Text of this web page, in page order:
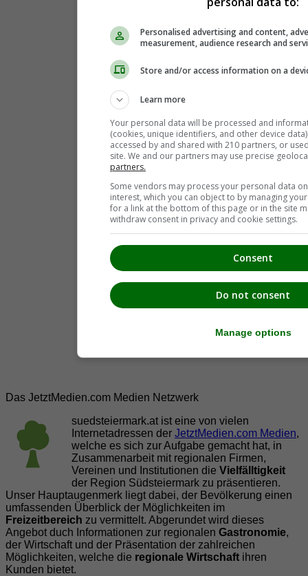
Das JetztMedien.com Medien Netzwerk
suedsteiermark.at ist eine von vielen
Internetadressen der JetztMedien.com Medien,
welche es sich zur Aufgabe gemacht hat, in
Zusammenarbeit mit regionalen Firmen,
Vereinen und Institutionen die Vielfälltigkeit
der Region Südsteiermark zu präsentieren.
Unser Hauptaugenmerk liegt dabei, der Bevölkerung einen
umfassenden Überblick der Möglichkeiten im
Freizeitbereich zu vermittelt. Abgerundet wird dieses
Angebot duch Informationen zur regionalen Gastronomie,
der Wirtschaft und der Präsentation der zahlreichen
Möglichkeiten, welche die regionale Wirtschaft ihren
Kunden bietet.
Personalised advertising and content,
measurement, audience research and
Store and/or access information on a
Learn more
Your personal data will be processed and
(cookies, unique identifiers, and other device
accessed by and shared with 210 partners, or
site. We and our partners may use precise
partners.
Some vendors may process your personal data
interest, which you can object to by managing
for a link at the bottom of this page or in the site
withdraw consent in privacy and cookie settings.
Consent
Do not consent
Manage options